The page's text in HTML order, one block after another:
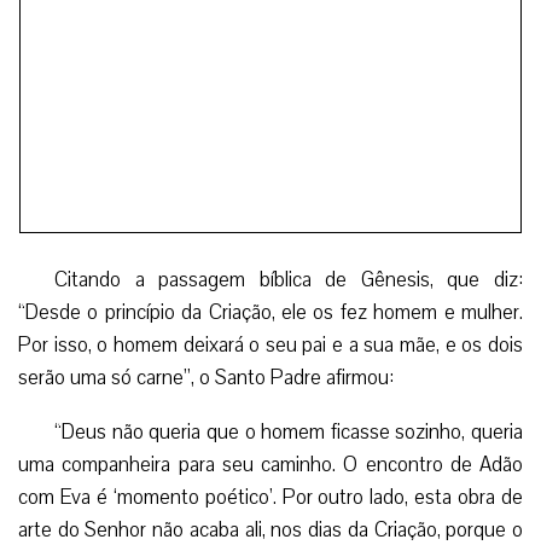
Citando a passagem bíblica de Gênesis, que diz:
“Desde o princípio da Criação, ele os fez homem e mulher.
Por isso, o homem deixará o seu pai e a sua mãe, e os dois
serão uma só carne”, o Santo Padre afirmou:
“Deus não queria que o homem ficasse sozinho, queria
uma companheira para seu caminho. O encontro de Adão
com Eva é ‘momento poético’. Por outro lado, esta obra de
arte do Senhor não acaba ali, nos dias da Criação, porque o